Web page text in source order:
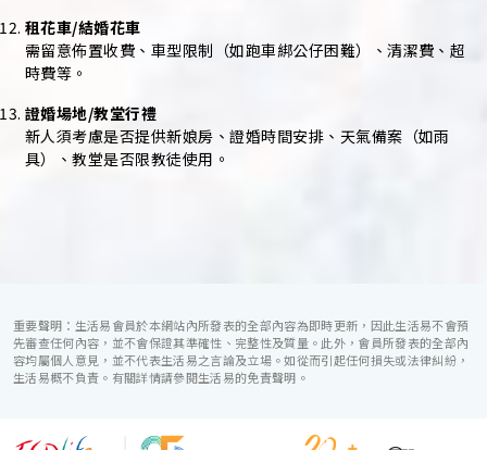
租花車/結婚花車
需留意佈置收費、車型限制（如跑車綁公仔困難）、清潔費、超
時費等。
證婚場地/教堂行禮
新人須考慮是否提供新娘房、證婚時間安排、天氣備案（如雨
具）、教堂是否限教徒使用。
重要聲明：生活易會員於本網站內所發表的全部內容為即時更新，因此生活易不會預
先審查任何內容，並不會保證其準確性、完整性及質量。此外，會員所發表的全部內
容均屬個人意見，並不代表生活易之言論及立場。如從而引起任何損失或法律糾紛，
生活易概不負責。有關詳情請參閱生活易的免責聲明。